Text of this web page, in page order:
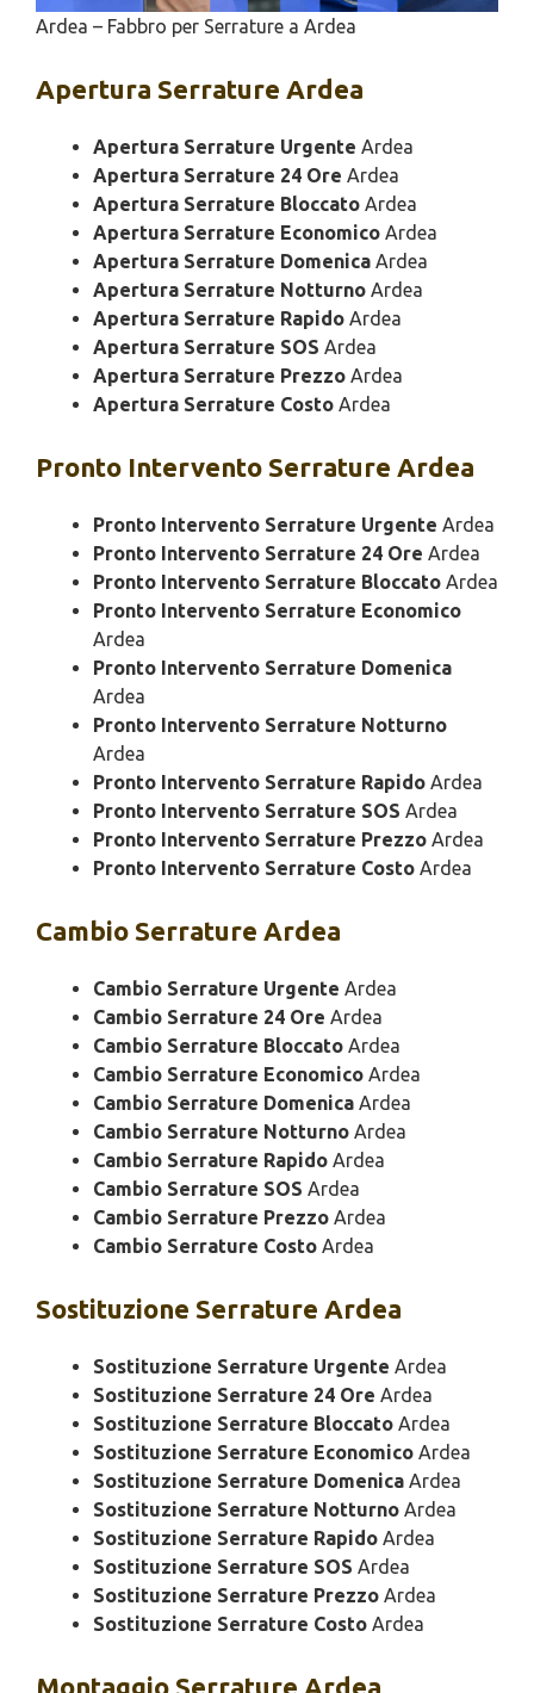
Ardea – Fabbro per Serrature a Ardea
Apertura Serrature Ardea
Apertura Serrature Urgente Ardea
Apertura Serrature 24 Ore Ardea
Apertura Serrature Bloccato Ardea
Apertura Serrature Economico Ardea
Apertura Serrature Domenica Ardea
Apertura Serrature Notturno Ardea
Apertura Serrature Rapido Ardea
Apertura Serrature SOS Ardea
Apertura Serrature Prezzo Ardea
Apertura Serrature Costo Ardea
Pronto Intervento Serrature Ardea
Pronto Intervento Serrature Urgente Ardea
Pronto Intervento Serrature 24 Ore Ardea
Pronto Intervento Serrature Bloccato Ardea
Pronto Intervento Serrature Economico
Ardea
Pronto Intervento Serrature Domenica
Ardea
Pronto Intervento Serrature Notturno
Ardea
Pronto Intervento Serrature Rapido Ardea
Pronto Intervento Serrature SOS Ardea
Pronto Intervento Serrature Prezzo Ardea
Pronto Intervento Serrature Costo Ardea
Cambio Serrature Ardea
Cambio Serrature Urgente Ardea
Cambio Serrature 24 Ore Ardea
Cambio Serrature Bloccato Ardea
Cambio Serrature Economico Ardea
Cambio Serrature Domenica Ardea
Cambio Serrature Notturno Ardea
Cambio Serrature Rapido Ardea
Cambio Serrature SOS Ardea
Cambio Serrature Prezzo Ardea
Cambio Serrature Costo Ardea
Sostituzione Serrature Ardea
Sostituzione Serrature Urgente Ardea
Sostituzione Serrature 24 Ore Ardea
Sostituzione Serrature Bloccato Ardea
Sostituzione Serrature Economico Ardea
Sostituzione Serrature Domenica Ardea
Sostituzione Serrature Notturno Ardea
Sostituzione Serrature Rapido Ardea
Sostituzione Serrature SOS Ardea
Sostituzione Serrature Prezzo Ardea
Sostituzione Serrature Costo Ardea
Montaggio Serrature Ardea